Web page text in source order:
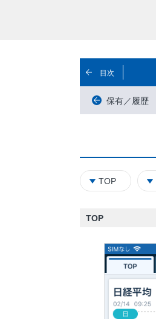
目次
保有／履歴
TOP
TOP